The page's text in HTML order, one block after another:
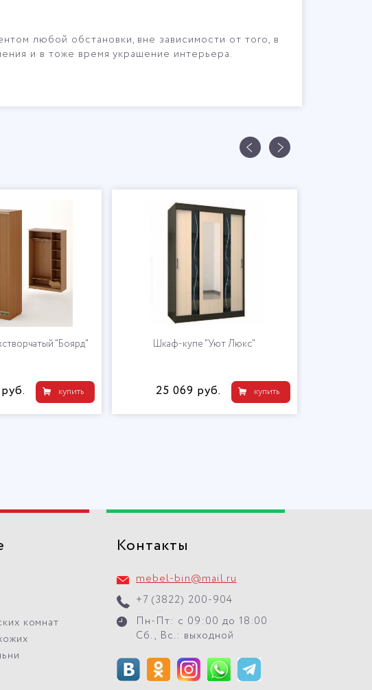
любой обстановки, вне зависимости от того, в
и в тоже время украшение интерьера.
"Боярд"
купить
Шкаф-купе "Уют Люкс"
купить
25 069 руб.
комнат
Контакты
mebel-bin@mail.ru
+7 (3822) 200-904
Пн-Пт: с 09:00 до 18:00
Сб., Вс.: выходной